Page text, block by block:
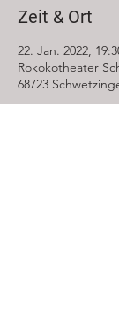
Zeit & Ort
22. Jan. 2022,
Rokokotheater
68723